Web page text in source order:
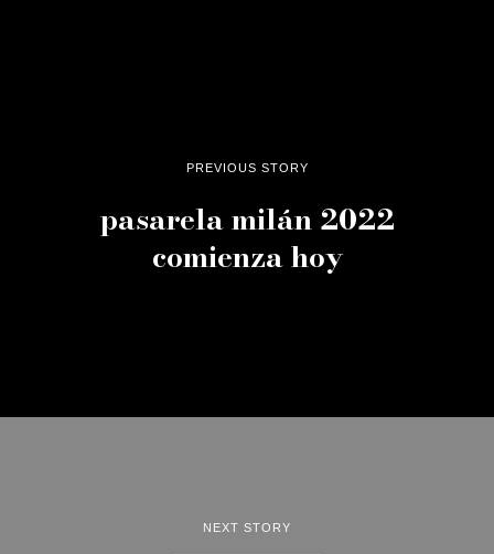
PREVIOUS STORY
pasarela milán 2022
comienza hoy
NEXT STORY